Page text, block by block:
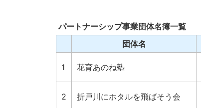
パートナーシップ事業団体名簿一覧
団体名
1 花育あのね塾
2 折戸川にホタルを飛ばそう会